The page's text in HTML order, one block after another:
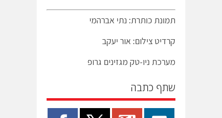
תמונת כותרת: נתי אברהמי
קרדיט צילום: אור יעקב
מערכת ניו-טק מגזינים גרופ
שתף כתבה